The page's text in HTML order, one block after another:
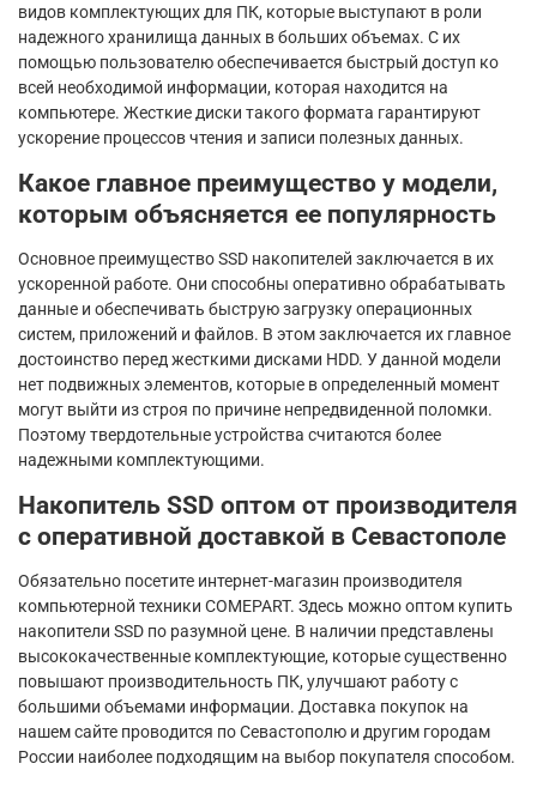
видов комплектующих для ПК, которые выступают в роли
надежного хранилища данных в больших объемах. С их
помощью пользователю обеспечивается быстрый доступ ко
всей необходимой информации, которая находится на
компьютере. Жесткие диски такого формата гарантируют
ускорение процессов чтения и записи полезных данных.
Какое главное преимущество у модели,
которым объясняется ее популярность
Основное преимущество SSD накопителей заключается в их
ускоренной работе. Они способны оперативно обрабатывать
данные и обеспечивать быструю загрузку операционных
систем, приложений и файлов. В этом заключается их главное
достоинство перед жесткими дисками HDD. У данной модели
нет подвижных элементов, которые в определенный момент
могут выйти из строя по причине непредвиденной поломки.
Поэтому твердотельные устройства считаются более
надежными комплектующими.
Накопитель SSD оптом от производителя
с оперативной доставкой в Севастополе
Обязательно посетите интернет-магазин производителя
компьютерной техники COMEPART. Здесь можно оптом купить
накопители SSD по разумной цене. В наличии представлены
высококачественные комплектующие, которые существенно
повышают производительность ПК, улучшают работу с
большими объемами информации. Доставка покупок на
нашем сайте проводится по Севастополю и другим городам
России наиболее подходящим на выбор покупателя способом.